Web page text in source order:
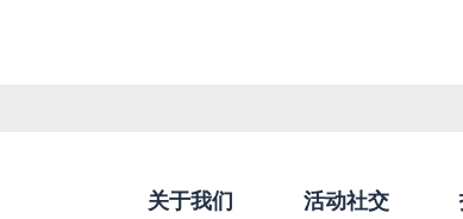
关于我们 活动社交